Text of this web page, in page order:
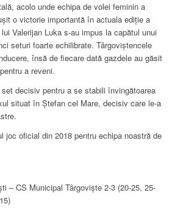
acolo unde echipa de volei feminin a
o victorie importantă în actuala ediție a
Valerijan Luka s-au impus la capătul unui
seturi foarte echilibrate. Târgoviștencele
însă de fiecare dată gazdele au găsit
a reveni.
decisiv pentru a se stabili învingătoarea
situat în Ștefan cel Mare, decisiv care le-a
joc oficial din 2018 pentru echipa noastră de
– CS Municipal Târgoviște 2-3 (20-25, 25-